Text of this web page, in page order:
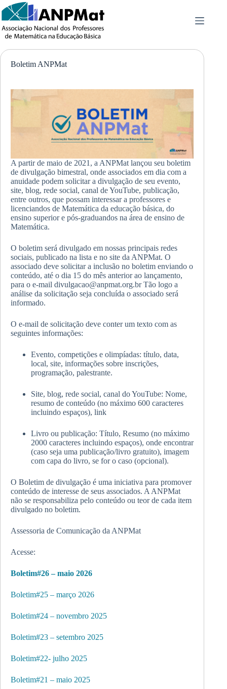
Pular
para
o
conteúdo
Boletim ANPMat
A partir de maio de 2021, a ANPMat lançou seu boletim
de divulgação bimestral, onde associados em dia com a
anuidade podem solicitar a divulgação de seu evento,
site, blog, rede social, canal de YouTube, publicação,
entre outros, que possam interessar a professores e
licenciandos de Matemática da educação básica, do
ensino superior e pós-graduandos na área de ensino de
Matemática.
O boletim será divulgado em nossas principais redes
sociais, publicado na lista e no site da ANPMat. O
associado deve solicitar a inclusão no boletim enviando o
conteúdo, até o dia 15 do mês anterior ao lançamento,
para o e-mail divulgacao@anpmat.org.br Tão logo a
análise da solicitação seja concluída o associado será
informado.
O e-mail de solicitação deve conter um texto com as
seguintes informações:
Evento, competições e olimpíadas: título, data,
local, site, informações sobre inscrições,
programação, palestrante.
Site, blog, rede social, canal do YouTube: Nome,
resumo de conteúdo (no máximo 600 caracteres
incluindo espaços), link
Livro ou publicação: Título, Resumo (no máximo
2000 caracteres incluindo espaços), onde encontrar
(caso seja uma publicação/livro gratuito), imagem
com capa do livro, se for o caso (opcional).
O Boletim de divulgação é uma iniciativa para promover
conteúdo de interesse de seus associados. A ANPMat
não se responsabiliza pelo conteúdo ou teor de cada item
divulgado no boletim.
Assessoria de Comunicação da ANPMat
Acesse:
Boletim#26 – maio 2026
Boletim#25 – março 2026
Boletim#24 – novembro 2025
Boletim#23 – setembro 2025
Boletim#22- julho 2025
Boletim#21 – maio 2025